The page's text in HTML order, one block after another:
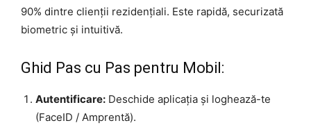
90% dintre clienții rezidențiali. Este rapidă, securizată
biometric și intuitivă.
Ghid Pas cu Pas pentru Mobil:
Autentificare: Deschide aplicația și loghează-te
(FaceID / Amprentă).